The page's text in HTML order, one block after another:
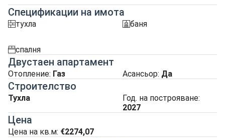
Спецификации на имота
tuhlaтухла sanitarno_pomeshtenie баня
spalniaспалня
Двустаен апартамент
Отопление: Газ Асансьор: Да
Строителство
Тухла
Год. на построяване:
2027
Цена
Цена на кв.м: €2274,07